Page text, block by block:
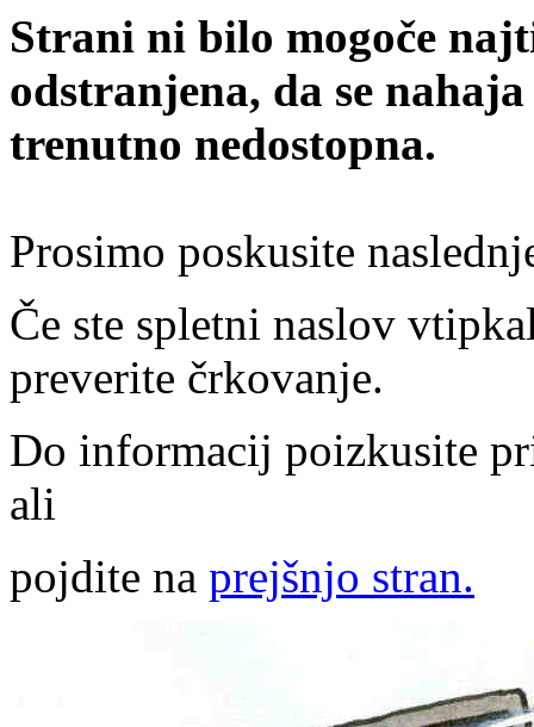
Strani ni bilo mogoče
odstranjena, da se
trenutno nedostopna.
Prosimo poskusite
Če ste spletni naslov
preverite črkovanje.
Do informacij poizkusite
ali
pojdite na prejšnjo stran.